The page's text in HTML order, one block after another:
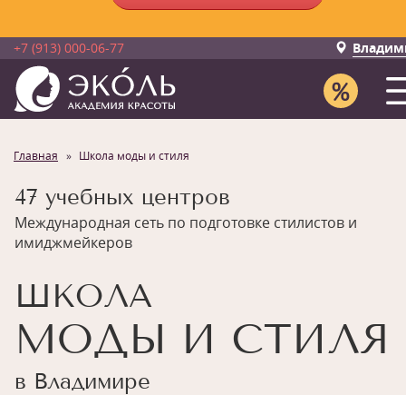
+7 (913) 000-06-77
Главная Школа моды и стиля
47 учебных центров
Международная сеть по подготовке стилистов и
имиджмейкеров
ШКОЛА
МОДЫ И СТИЛЯ
в Владимире